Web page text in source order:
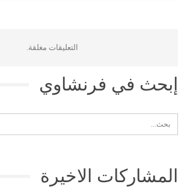
التعليقات مغلقة.
إبحث في فرنشاوي
المشاركات الاخيرة